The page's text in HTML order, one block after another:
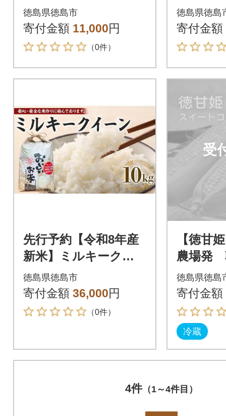
ーン 3kg(農薬・化学
肥料不使用)【BU00
9】
徳島県徳島市
寄付金額 11,000円
（0件）
ーン
肥料不
0】
徳島県徳島
寄付金額
先行予約【令和8年産
新米】ミルキークイ
ーン 10kg(農薬・化学
肥料不使用)【BU01
1】
徳島県徳島市
寄付金額 36,000円
（0件）
受
【徳甘
農場発
トコー
T001】
徳島県徳島
寄付金額
冷蔵
4件（1～4件目）